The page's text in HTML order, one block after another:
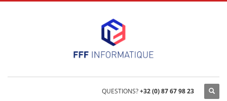
QUESTIONS?+32 (0) 87 67 98 23